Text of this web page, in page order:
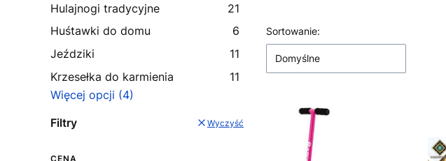
Hulajnogi tradycyjne
21
Huśtawki do domu
6
Jeździki
11
Krzesełka do karmienia
11
Więcej opcji (4)
Filtry
Wyczyść
CENA
Lista produktów
Sortowanie:
Domyślne